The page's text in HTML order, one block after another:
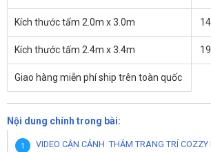
Kích thước tấm 2.0m x 3.0m
Kích thước tấm 2.4m x 3.4m
Giao hàng miễn phí ship trên toàn quốc
Nội dung chính trong bài:
VIDEO CẬN CẢNH THẢM TRANG TRÍ COZZY